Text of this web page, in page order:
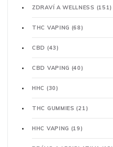
ZDRAVÍ A WELLNESS (151)
THC VAPING (68)
CBD (43)
CBD VAPING (40)
HHC (30)
THC GUMMIES(21)
HHC VAPING (19)